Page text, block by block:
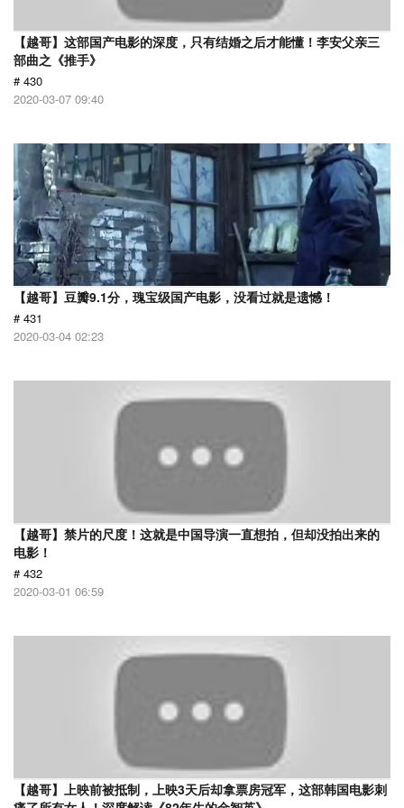
【越哥】这部国产电影的深度，只有结婚之后才能懂！李安父亲三
部曲之《推手》
# 430
2020-03-07 09:40
【越哥】豆瓣9.1分，瑰宝级国产电影，没看过就是遗憾！
# 431
2020-03-04 02:23
【越哥】禁片的尺度！这就是中国导演一直想拍，但却没拍出来的
电影！
# 432
2020-03-01 06:59
【越哥】上映前被抵制，上映3天后却拿票房冠军，这部韩国电影刺